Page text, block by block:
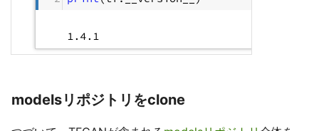
modelsリポジトリをclone